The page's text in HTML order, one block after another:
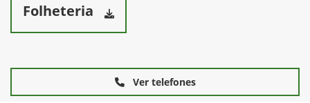
Folheteria
Ver telefones